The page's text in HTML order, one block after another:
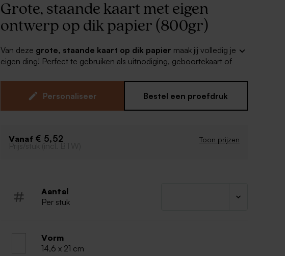
Grote, staande kaart met eigen
ontwerp op dik papier (800gr)
Van deze grote, staande kaart op dik papier maak jij volledig je
eigen ding! Perfect te gebruiken als uitnodiging, geboortekaart of
proefdruk en laat je verrassen door het resultaat. Donkere kleuren
krijgen een glanzende look op het dik papier.
Dik papier: 800gr
- Een eigen bestand opladen: PDF formaat (CMYK - min.
300 dpi)
- Donkere kleuren krijgen een glanzende look op het dik
papier.
Personaliseer Bestel een proefdruk
Vanaf € 5,52 Toon prijzen
Prijs/stuk (incl. BTW)
Aantal
Per stuk
Vorm
14,6 x 21 cm